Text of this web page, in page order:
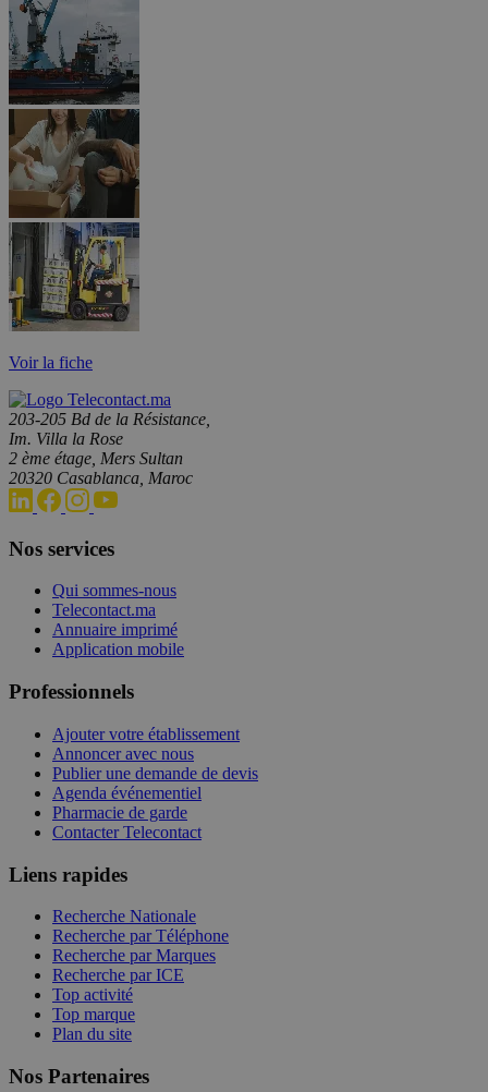
Voir la fiche
203-205 Bd de la Résistance,
Im. Villa la Rose
2 ème étage, Mers Sultan
20320 Casablanca, Maroc
Nos services
Qui sommes-nous
Telecontact.ma
Annuaire imprimé
Application mobile
Professionnels
Ajouter votre établissement
Annoncer avec nous
Publier une demande de devis
Agenda événementiel
Pharmacie de garde
Contacter Telecontact
Liens rapides
Recherche Nationale
Recherche par Téléphone
Recherche par Marques
Recherche par ICE
Top activité
Top marque
Plan du site
Nos Partenaires